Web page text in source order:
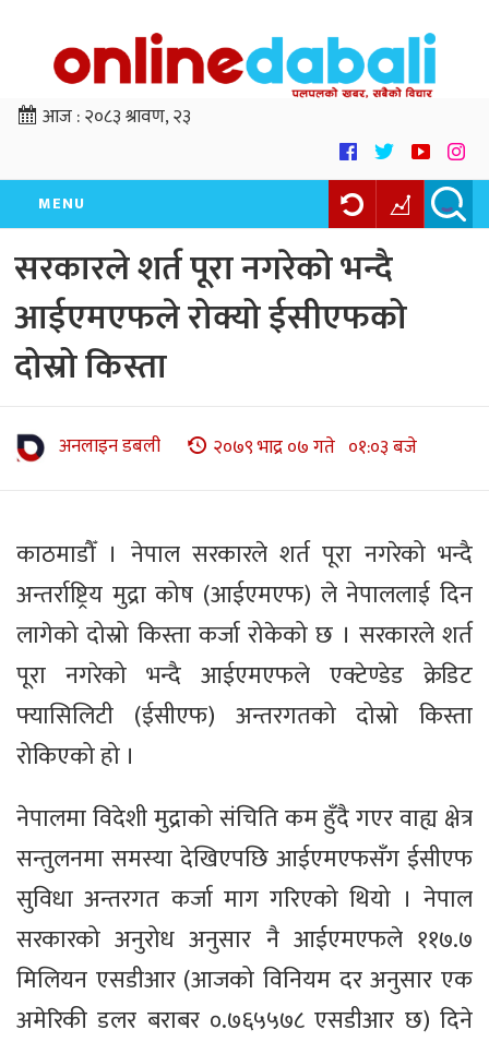
आज :२०८३ श्रावण, २३
MENU
सरकारले शर्त पूरा नगरेको भन्दै
आईएमएफले रोक्यो ईसीएफको
दोस्रो किस्ता
अनलाइन डबली २०७९ भाद्र ०७ गते ०१:०३ बजे
काठमाडौँ । नेपाल सरकारले शर्त पूरा नगरेको भन्दै
अन्तर्राष्ट्रिय मुद्रा कोष (आईएमएफ) ले नेपाललाई दिन
लागेको दोस्रो किस्ता कर्जा रोकेको छ । सरकारले शर्त
पूरा नगरेको भन्दै आईएमएफले एक्टेण्डेड क्रेडिट
फ्यासिलिटी (ईसीएफ) अन्तरगतको दोस्रो किस्ता
रोकिएको हो ।
नेपालमा विदेशी मुद्राको संचिति कम हुँदै गएर वाह्य क्षेत्र
सन्तुलनमा समस्या देखिएपछि आईएमएफसँग ईसीएफ
सुविधा अन्तरगत कर्जा माग गरिएको थियो । नेपाल
सरकारको अनुरोध अनुसार नै आईएमएफले ११७.७
मिलियन एसडीआर (आजको विनियम दर अनुसार एक
अमेरिकी डलर बराबर ०.७६५५७८ एसडीआर छ) दिने